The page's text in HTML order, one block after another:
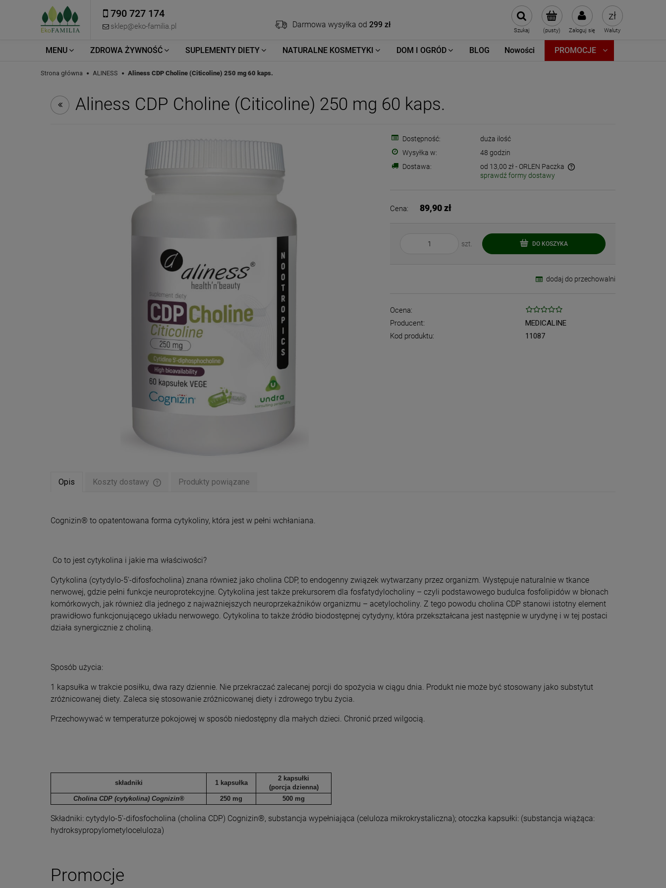
Darmowa wysyłka od 299 zł
790 727 174
sklep@eko-familia.pl (pusty) Zaloguj się
Szukaj Waluty
MENU ZDROWA ŻYWNOŚĆ SUPLEMENTY DIETY NATURALNE KOSMETYKI DOM I OGRÓD BLOG Nowości PROMOCJE
Strona główna ALINESS Aliness CDP Choline (Citicoline) 250 mg 60 kaps.
Aliness CDP Choline (Citicoline) 250 mg 60 kaps.
Dostępność:
duża ilość
Wysyłka w:
48 godzin
Dostawa:
od 13,00 zł - ORLEN Paczka
sprawdź formy dostawy
Cena: 89,90 zł
szt. DO KOSZYKA
dodaj do przechowalni
Ocena:
Producent:
MEDICALINE
Kod produktu:
11087
Opis Koszty dostawy Produkty powiązane
Cognizin® to opatentowana forma cytykoliny, która jest w pełni wchłaniana.
Co to jest cytykolina i jakie ma właściwości?
Cytykolina (cytydylo-5'-difosfocholina) znana również jako cholina CDP, to endogenny związek wytwarzany przez organizm. Występuje naturalnie w tkance
nerwowej, gdzie pełni funkcje neuroprotekcyjne. Cytykolina jest także prekursorem dla fosfatydylocholiny – czyli podstawowego budulca fosfolipidów w błonach
komórkowych, jak również dla jednego z najważniejszych neuroprzekaźników organizmu – acetylocholiny. Z tego powodu cholina CDP stanowi istotny element
prawidłowo funkcjonującego układu nerwowego. Cytykolina to także źródło biodostępnej cytydyny, która przekształcana jest następnie w urydynę i w tej postaci
działa synergicznie z choliną.
Sposób użycia:
1 kapsułka w trakcie posiłku, dwa razy dziennie. Nie przekraczać zalecanej porcji do spożycia w ciągu dnia. Produkt nie może być stosowany jako substytut
zróżnicowanej diety. Zaleca się stosowanie zróżnicowanej diety i zdrowego trybu życia.
Przechowywać w temperaturze pokojowej w sposób niedostępny dla małych dzieci. Chronić przed wilgocią.
składniki 1 kapsułka
2 kapsułki
(porcja dzienna)
Cholina CDP (cytykolina) Cognizin®
250 mg 500 mg
Składniki: cytydylo-5'-difosfocholina (cholina CDP) Cognizin®, substancja wypełniająca (celuloza mikrokrystaliczna); otoczka kapsułki: (substancja wiążąca:
hydroksypropylometyloceluloza)
Promocje